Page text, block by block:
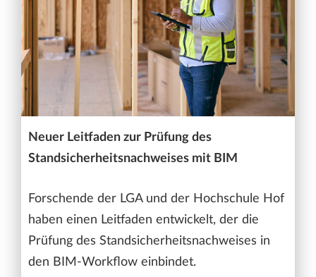
Neuer Leitfaden zur Prüfung des
Standsicherheitsnachweises mit BIM
Forschende der LGA und der Hochschule Hof
haben einen Leitfaden entwickelt, der die
Prüfung des Standsicherheitsnachweises in
den BIM-Workflow einbindet.